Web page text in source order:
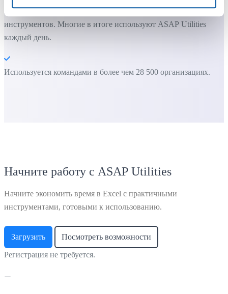
Большинство пользователей начинают с нескольких
инструментов. Многие в итоге используют ASAP Utilities
каждый день.
Используется командами в более чем 28 500 организациях.
Начните работу с ASAP Utilities
Начните экономить время в Excel с практичными
инструментами, готовыми к использованию.
Загрузить Посмотреть возможности
Регистрация не требуется.